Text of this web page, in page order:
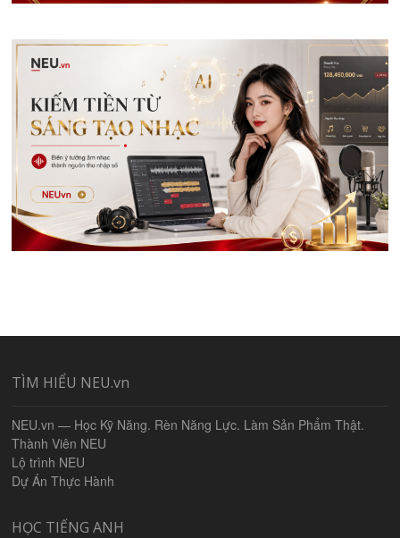
TÌM HIỂU NEU.vn
NEU.vn — Học Kỹ Năng. Rèn Năng Lực. Làm Sản Phẩm Thật.
Thành Viên NEU
Lộ trình NEU
Dự Án Thực Hành
HỌC TIẾNG ANH